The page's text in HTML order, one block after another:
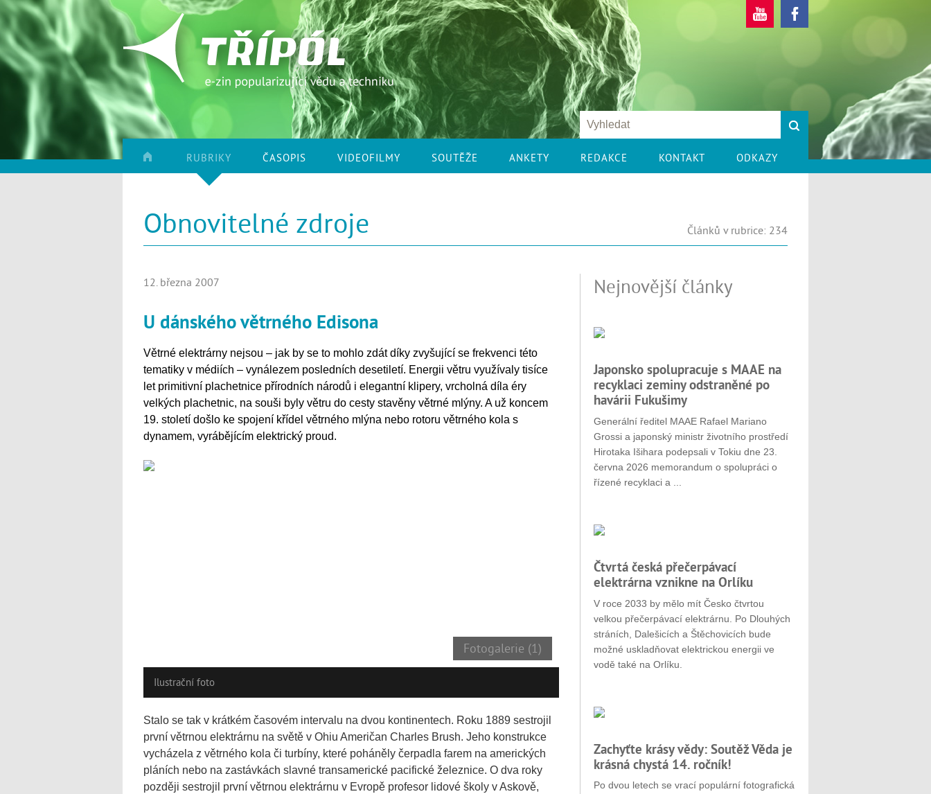
RUBRIKY ČASOPIS VIDEOFILMY SOUTĚŽE ANKETY REDAKCE KONTAKT ODKAZY
Obnovitelné zdroje Článků v rubrice: 234
12. března 2007
U dánského větrného Edisona
Větrné elektrárny nejsou – jak by se to mohlo zdát díky zvyšující se frekvenci této
tematiky v médiích – vynálezem posledních desetiletí. Energii větru využívaly tisíce
let primitivní plachetnice přírodních národů i elegantní klipery, vrcholná díla éry
velkých plachetnic, na souši byly větru do cesty stavěny větrné mlýny. A už koncem
19. století došlo ke spojení křídel větrného mlýna nebo rotoru větrného kola s
dynamem, vyrábějícím elektrický proud.
Fotogalerie (1)
Ilustrační foto
Stalo se tak v krátkém časovém intervalu na dvou kontinentech. Roku 1889 sestrojil
první větrnou elektrárnu na světě v Ohiu Američan Charles Brush. Jeho konstrukce
vycházela z větrného kola či turbíny, které poháněly čerpadla farem na amerických
pláních nebo na zastávkách slavné transamerické pacifické železnice. O dva roky
později sestrojil první větrnou elektrárnu v Evropě profesor lidové školy v Askově,
Nejnovější články
Japonsko spolupracuje s MAAE na
recyklaci zeminy odstraněné po
havárii Fukušimy
Generální ředitel MAAE Rafael Mariano
Grossi a japonský ministr životního prostředí
Hirotaka Išihara podepsali v Tokiu dne 23.
června 2026 memorandum o spolupráci o
řízené recyklaci a ...
Čtvrtá česká přečerpávací
elektrárna vznikne na Orlíku
V roce 2033 by mělo mít Česko čtvrtou
velkou přečerpávací elektrárnu. Po Dlouhých
stráních, Dalešicích a Štěchovicích bude
možné uskladňovat elektrickou energii ve
vodě také na Orlíku.
Zachyťte krásy vědy: Soutěž Věda je
krásná chystá 14. ročník!
Po dvou letech se vrací populární fotografická